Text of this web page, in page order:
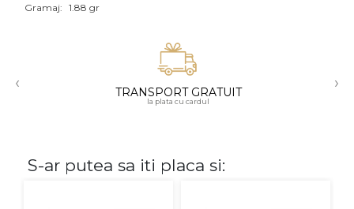
18K
Gramaj: 1.88 gr
‹ TRANSPORT GRATUIT
la plata cu cardul
›
S-ar putea sa iti placa si: